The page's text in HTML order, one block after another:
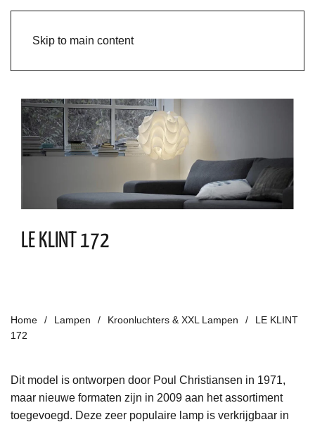
Skip to main content
LE KLINT 172
Home Lampen Kroonluchters & XXL Lampen
LE KLINT
172
Dit model is ontworpen door Poul Christiansen in 1971,
maar nieuwe formaten zijn in 2009 aan het assortiment
toegevoegd. Deze zeer populaire lamp is verkrijgbaar in